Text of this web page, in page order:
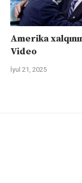
Amerika
Video
İyul 21, 2025